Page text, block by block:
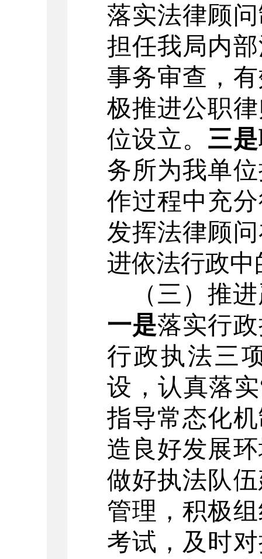
落实法律顾
担任我局内
事务审查，
极推进公职
位设立。 三是
务所为我单
作过程中充
发挥法律顾
进依法行政中
（三）推
一是落实行
行政执法三
设 ，认真落实
指导常态化
造良好发展
做好执法队
管理 ，积极
考试 ， 及时